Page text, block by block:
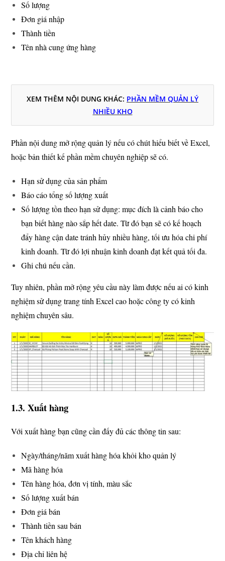
Số lượng
Đơn giá nhập
Thành tiền
Tên nhà cung ứng hàng
XEM THÊM NỘI DUNG KHÁC: PHẦN MỀM QUẢN LÝ
NHIỀU KHO
Phần nội dung mở rộng quản lý nếu có chút hiểu biết về Excel,
hoặc bản thiết kế phần mềm chuyên nghiệp sẽ có.
Hạn sử dụng của sản phẩm
Báo cáo tổng số lượng xuất
Số lượng tồn theo hạn sử dụng: mục đích là cảnh báo cho
bạn biết hàng nào sắp hết date. Từ đó bạn sẽ có kế hoạch
đẩy hàng cận date tránh hủy nhiều hàng, tối ưu hóa chi phí
kinh doanh. Từ đó lợi nhuận kinh doanh đạt kết quả tối đa.
Ghi chú nếu cần.
Tuy nhiên, phần mở rộng yêu cầu này làm được nếu ai có kinh
nghiệm sử dụng trang tính Excel cao hoặc công ty có kinh
nghiệm chuyên sâu.
1.3. Xuất hàng
Với xuất hàng bạn cũng cần đấy đủ các thông tin sau:
Ngày/tháng/năm xuất hàng hóa khỏi kho quản lý
Mã hàng hóa
Tên hàng hóa, đơn vị tính, màu sắc
Số lượng xuất bán
Đơn giá bán
Thành tiền sau bán
Tên khách hàng
Địa chỉ liên hệ